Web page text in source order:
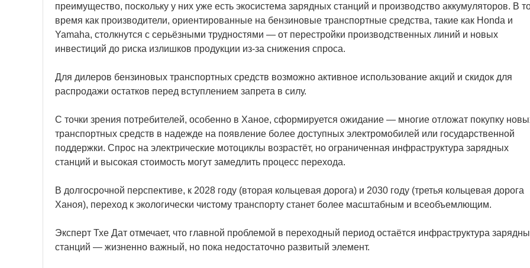
преимущество, поскольку у них уже есть экосистема зарядных станций и производство аккумуляторов. В
время как производители, ориентированные на бензиновые транспортные средства, такие как Honda и
Yamaha, столкнутся с серьёзными трудностями — от перестройки производственных линий и новых
инвестиций до риска излишков продукции из-за снижения спроса.
Для дилеров бензиновых транспортных средств возможно активное использование акций и скидок для
распродажи остатков перед вступлением запрета в силу.
С точки зрения потребителей, особенно в Ханое, сформируется ожидание — многие отложат покупку
транспортных средств в надежде на появление более доступных электромобилей или государственной
поддержки. Спрос на электрические мотоциклы возрастёт, но ограниченная инфраструктура зарядных
станций и высокая стоимость могут замедлить процесс перехода.
В долгосрочной перспективе, к 2028 году (вторая кольцевая дорога) и 2030 году (третья кольцевая дорога
Ханоя), переход к экологически чистому транспорту станет более масштабным и всеобъемлющим.
Эксперт Тхе Дат отмечает, что главной проблемой в переходный период остаётся инфраструктура
станций — жизненно важный, но пока недостаточно развитый элемент.